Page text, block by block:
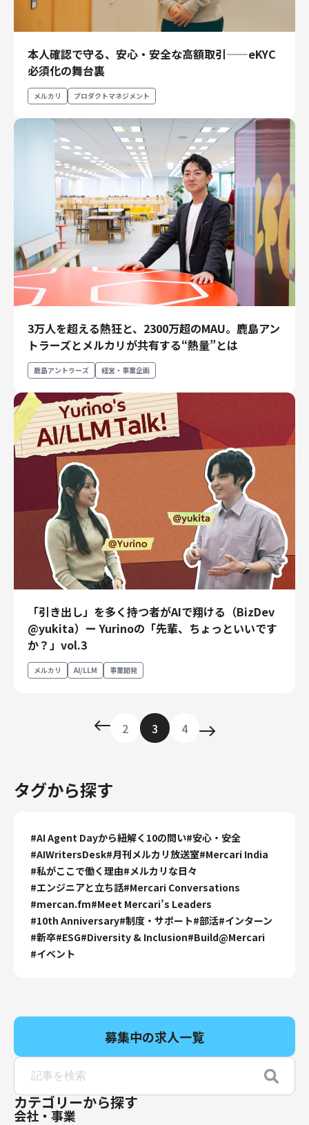
本人確認で守る、安心・安全な高額取引——eKYC
必須化の舞台裏
メルカリ プロダクトマネジメント
3万人を超える熱狂と、2300万超のMAU。鹿島アン
トラーズとメルカリが共有する“熱量”とは
鹿島アントラーズ 経営・事業企画
「引き出し」を多く持つ者がAIで翔ける（BizDev
@yukita）ー Yurinoの「先輩、ちょっといいです
か？」vol.3
メルカリ AI/LLM 事業開発
2 3 4
タグから探す
#AI Agent Dayから紐解く10の問い#安心・安全
#AIWritersDesk#月刊メルカリ放送室#Mercari India
#私がここで働く理由#メルカリな日々
#エンジニアと立ち話#Mercari Conversations
#mercan.fm#Meet Mercari’s Leaders
#10th Anniversary#制度・サポート#部活#インターン
#新卒#ESG#Diversity & Inclusion#Build@Mercari
#イベント
募集中の求人一覧
カテゴリーから探す
会社・事業